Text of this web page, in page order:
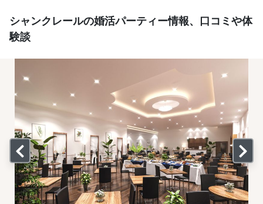
シャンクレールの婚活パーティー情報、口コミや体
験談